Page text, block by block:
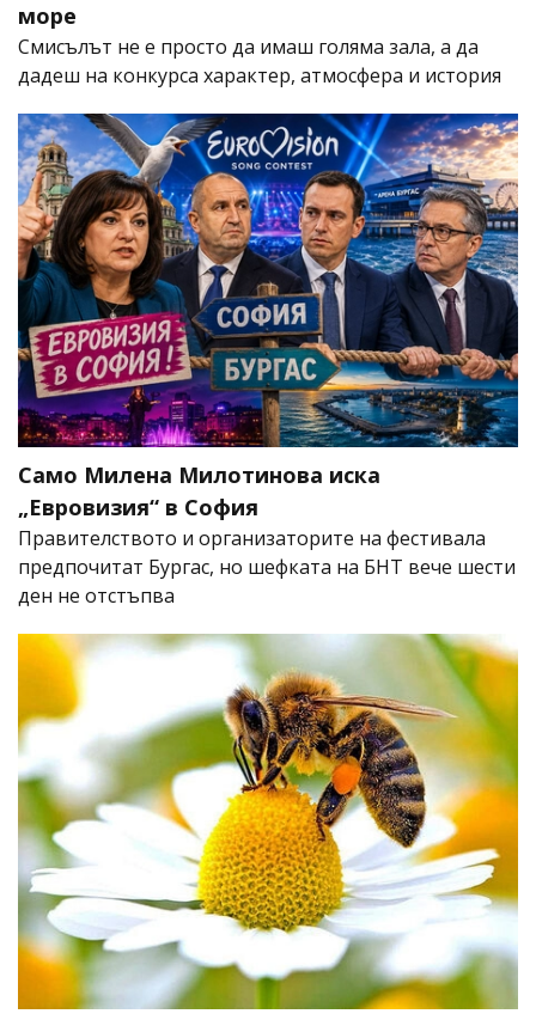
море
Смисълът не е просто да имаш голяма зала, а да
дадеш на конкурса характер, атмосфера и история
Само Милена Милотинова иска
„Евровизия“ в София
Правителството и организаторите на фестивала
предпочитат Бургас, но шефката на БНТ вече шести
ден не отстъпва